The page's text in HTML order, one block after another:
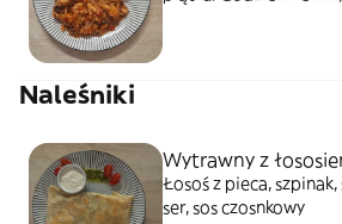
Naleśniki
Wytrawny z
Łosoś z pieca,
ser, sos czosnkowy